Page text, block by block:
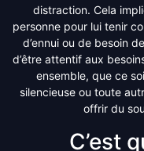
distraction. Cela
personne pour lui tenir
d’ennui ou de besoin
d’être attentif aux
ensemble, que ce
silencieuse ou toute
offrir du
C’est